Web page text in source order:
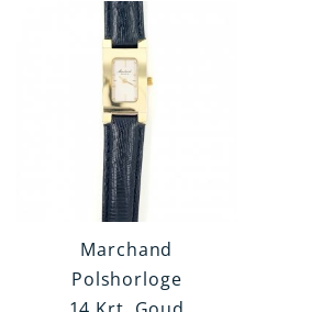
Goud / Staal
18 krt.Marchand
Polshorloge